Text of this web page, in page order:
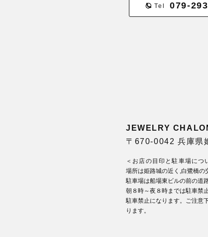
Tel 079-
JEWELRY
〒670-0042 兵庫県
＜お店の目印と駐車場につ
場所は姫路城の近く,白鷺橋の
駐車場は船場東ビルの前の道
朝８時～夜８時までは駐車禁
駐車禁止になります。ご注意
ります。